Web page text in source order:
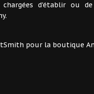
d'établir ou
pour la boutique